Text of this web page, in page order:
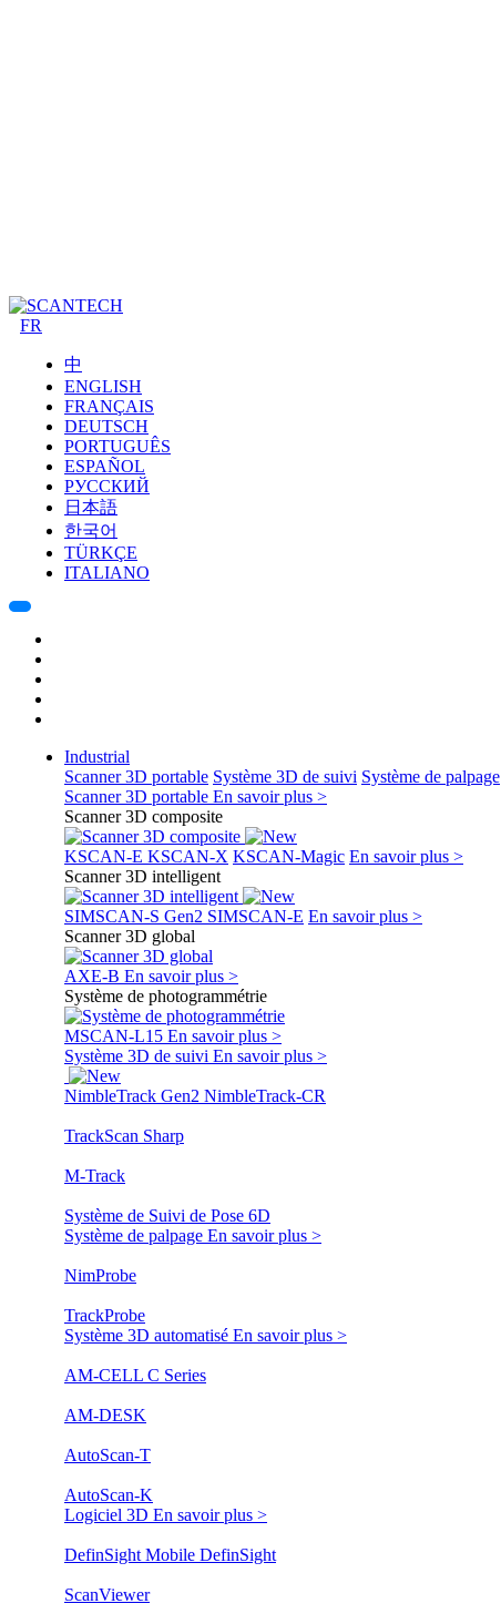
FR
中
ENGLISH
FRANÇAIS
DEUTSCH
PORTUGUÊS
ESPAÑOL
РУССКИЙ
日本語
한국어
TÜRKÇE
ITALIANO
Industrial
Scanner 3D portable Système 3D de suivi Système de palpage
Scanner 3D portable En savoir plus >
Scanner 3D composite
KSCAN-E KSCAN-X KSCAN-Magic En savoir plus >
Scanner 3D intelligent
SIMSCAN-S Gen2 SIMSCAN-E En savoir plus >
Scanner 3D global
AXE-B En savoir plus >
Système de photogrammétrie
MSCAN-L15 En savoir plus >
Système 3D de suivi En savoir plus >
NimbleTrack Gen2 NimbleTrack-CR
TrackScan Sharp
M-Track
Système de Suivi de Pose 6D
Système de palpage En savoir plus >
NimProbe
TrackProbe
Système 3D automatisé En savoir plus >
AM-CELL C Series
AM-DESK
AutoScan-T
AutoScan-K
Logiciel 3D En savoir plus >
DefinSight Mobile DefinSight
ScanViewer